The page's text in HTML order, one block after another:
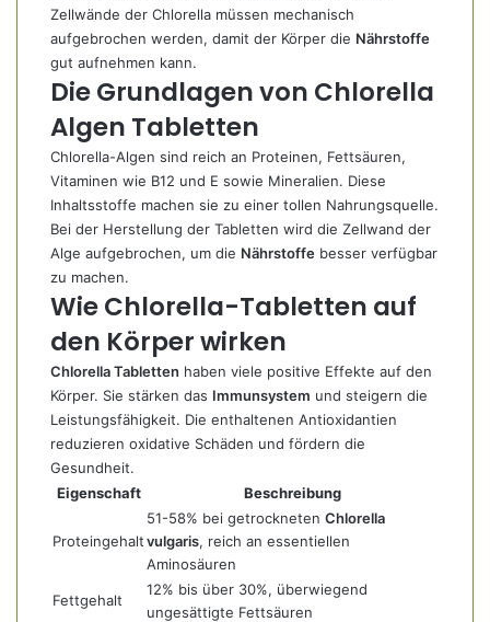
Zellwände der Chlorella müssen mechanisch
aufgebrochen werden, damit der Körper die Nährstoffe
gut aufnehmen kann.
Die Grundlagen von Chlorella
Algen Tabletten
Chlorella-Algen sind reich an Proteinen, Fettsäuren,
Vitaminen wie B12 und E sowie Mineralien. Diese
Inhaltsstoffe machen sie zu einer tollen Nahrungsquelle.
Bei der Herstellung der Tabletten wird die Zellwand der
Alge aufgebrochen, um die Nährstoffe besser verfügbar
zu machen.
Wie Chlorella-Tabletten auf
den Körper wirken
Chlorella Tabletten haben viele positive Effekte auf den
Körper. Sie stärken das Immunsystem und steigern die
Leistungsfähigkeit. Die enthaltenen Antioxidantien
reduzieren oxidative Schäden und fördern die
Gesundheit.
Eigenschaft
Beschreibung
Proteingehalt
51-58% bei getrockneten Chlorella
vulgaris, reich an essentiellen
Aminosäuren
Fettgehalt
12% bis über 30%, überwiegend
ungesättigte Fettsäuren